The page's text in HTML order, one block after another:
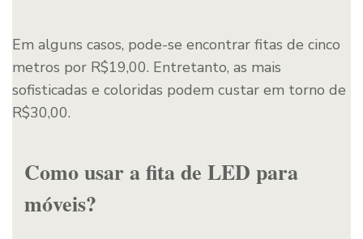
Em alguns casos, pode-se encontrar fitas de cinco
metros por R$19,00. Entretanto, as mais
sofisticadas e coloridas podem custar em torno de
R$30,00.
Como usar a fita de LED para
móveis?